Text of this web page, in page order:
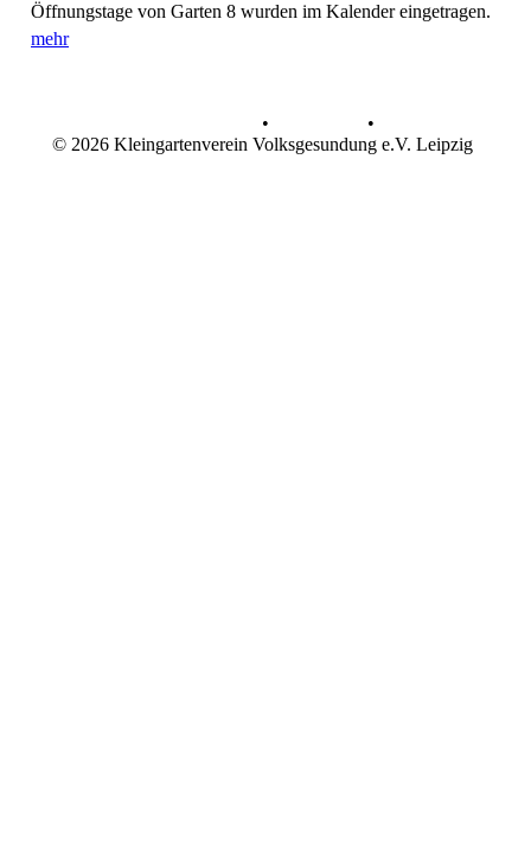
Öffnungstage von Garten 8 wurden im Kalender eingetragen.
mehr
•
•
© 2026 Kleingartenverein Volksgesundung e.V. Leipzig